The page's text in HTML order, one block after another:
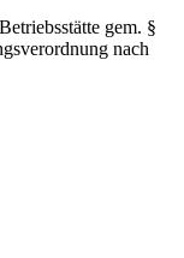
gem. §
nach